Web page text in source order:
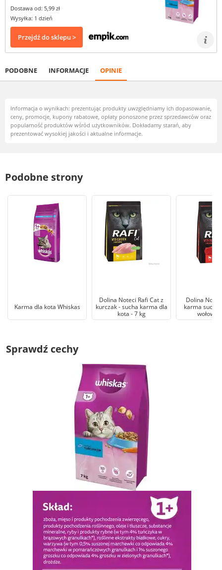
Dostawa od: 5,99 zł
Wysyłka: 1 dzień
Przejdź do sklepu >
PODOBNE INFORMACJE OPINIE
Informacja o wynikach: prezentując produkty uwzględniamy ich dopasowanie,
ceny, promocje, kupony rabatowe, opłaty ponoszone przez sprzedawców oraz
popularność produktów wśród użytkowników. Dokładamy starań, aby
prezentować wysokiej jakości i aktualne informacje.
Podobne strony
Karma dla kota Whiskas
Dolina Noteci Rafi Cat z
kurczak - sucha karma dla
kota - 7 kg
Dolina
karma sucha
Sprawdź cechy